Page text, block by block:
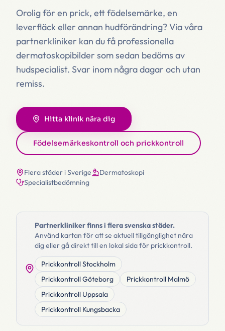
Orolig för en prick, ett födelsemärke, en
leverfläck eller annan hudförändring? Via våra
partnerkliniker kan du få professionella
dermatoskopibilder som sedan bedöms av
hudspecialist. Svar inom några dagar och utan
remiss.
Hitta klinik nära dig
Födelsemärkeskontroll och prickkontroll
Flera städer i Sverige
Dermatoskopi
Specialistbedömning
Partnerkliniker finns i flera svenska städer.
Använd kartan för att se aktuell tillgänglighet nära
dig eller gå direkt till en lokal sida för prickkontroll.
PrickkontrollStockholm
PrickkontrollGöteborg Prickkontroll Malmö
Prickkontroll Uppsala
Prickkontroll Kungsbacka